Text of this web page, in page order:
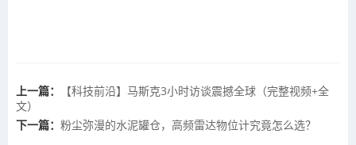
上一篇：
【科技前沿】马斯克3小时访谈震撼全球（完整视频+全
文）
下一篇： 粉尘弥漫的水泥罐仓，高频雷达物位计究竟怎么选？